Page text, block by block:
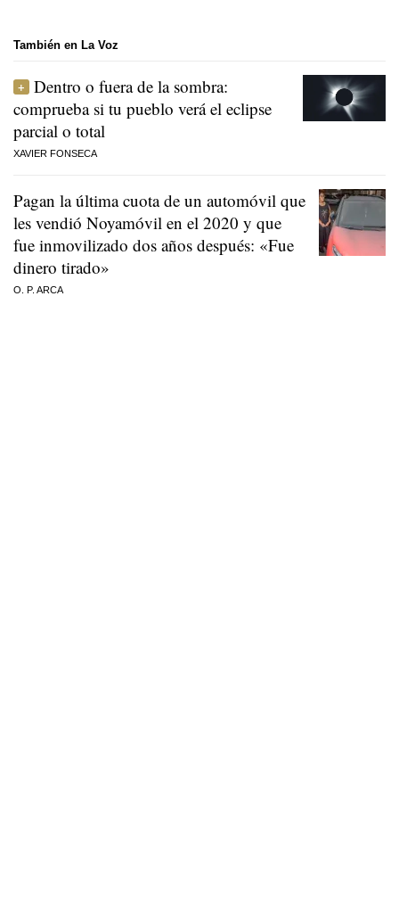
También en La Voz
Dentro o fuera de la sombra:
comprueba si tu pueblo verá el eclipse
parcial o total
XAVIER FONSECA
Pagan la última cuota de un automóvil que
les vendió Noyamóvil en el 2020 y que
fue inmovilizado dos años después: «Fue
dinero tirado»
O. P. ARCA